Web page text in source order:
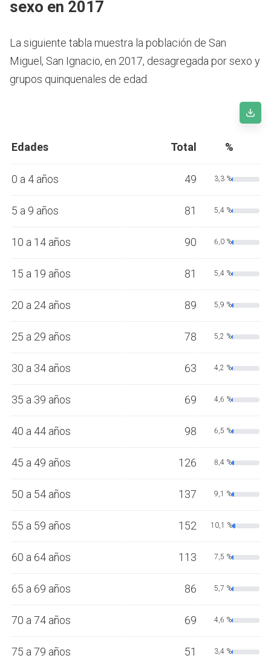
sexo en 2017
La siguiente tabla muestra la población de San
Miguel, San Ignacio, en 2017, desagregada por sexo y
grupos quinquenales de edad.
Edades Total %
0 a 4 años 49 3,3 %
5 a 9 años 81 5,4 %
10 a 14 años 90 6,0 %
15 a 19 años 81 5,4 %
20 a 24 años 89 5,9 %
25 a 29 años 78 5,2 %
30 a 34 años 63 4,2 %
35 a 39 años 69 4,6 %
40 a 44 años 98 6,5 %
45 a 49 años 126 8,4 %
50 a 54 años 137 9,1 %
55 a 59 años 152 10,1 %
60 a 64 años 113 7,5 %
65 a 69 años 86 5,7 %
70 a 74 años 69 4,6 %
75 a 79 años 51 3,4 %